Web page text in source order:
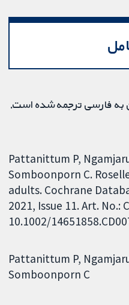
به فارسی ترجمه شده است.
Pattanittum P,
Somboonporn C.
adults. Cochrane
2021, Issue 11. Art. No.:
10.1002/
Pattanittum P
Somboonporn C